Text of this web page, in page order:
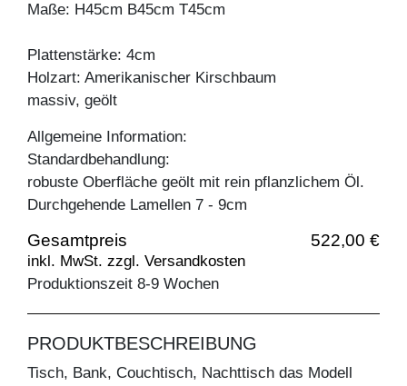
Maße: H45cm B45cm T45cm
Plattenstärke: 4cm
Holzart: Amerikanischer Kirschbaum
massiv, geölt
Allgemeine Information:
Standardbehandlung:
robuste Oberfläche geölt mit rein pflanzlichem Öl.
Durchgehende Lamellen 7 - 9cm
Gesamtpreis 522,00 €
inkl. MwSt. zzgl. Versandkosten
Produktionszeit 8-9 Wochen
PRODUKTBESCHREIBUNG
Tisch, Bank, Couchtisch, Nachttisch das Modell